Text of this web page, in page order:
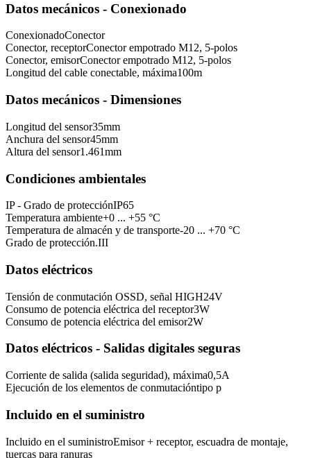
Datos mecánicos - Conexionado
ConexionadoConector
Conector, receptorConector empotrado M12, 5-polos
Conector, emisorConector empotrado M12, 5-polos
Longitud del cable conectable, máxima100m
Datos mecánicos - Dimensiones
Longitud del sensor35mm
Anchura del sensor45mm
Altura del sensor1.461mm
Condiciones ambientales
IP - Grado de protecciónIP65
Temperatura ambiente+0 ... +55 °C
Temperatura de almacén y de transporte-20 ... +70 °C
Grado de protección.III
Datos eléctricos
Tensión de conmutación OSSD, señal HIGH24V
Consumo de potencia eléctrica del receptor3W
Consumo de potencia eléctrica del emisor2W
Datos eléctricos - Salidas digitales seguras
Corriente de salida (salida seguridad), máxima0,5A
Ejecución de los elementos de conmutacióntipo p
Incluido en el suministro
Incluido en el suministroEmisor + receptor, escuadra de montaje,
tuercas para ranuras